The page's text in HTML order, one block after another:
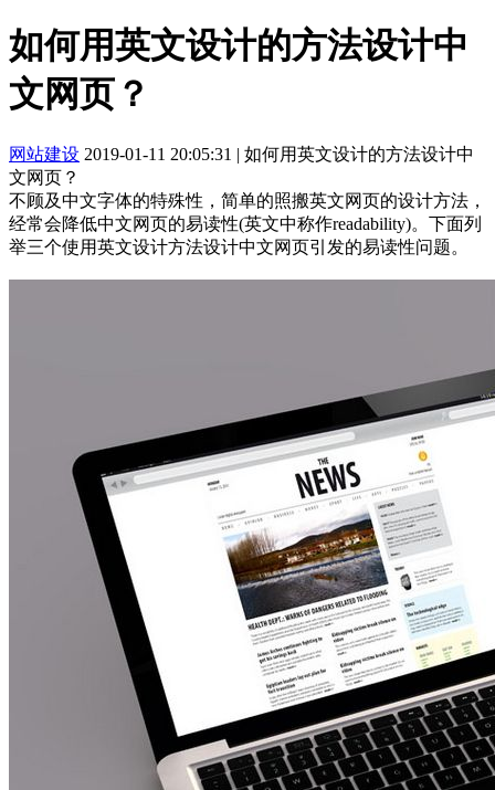
如何用英文设计的方法设计中
文网页？
网站建设 2019-01-11 20:05:31 | 如何用英文设计的方法设计中
文网页？
不顾及中文字体的特殊性，简单的照搬英文网页的设计方法，
经常会降低中文网页的易读性(英文中称作readability)。下面列
举三个使用英文设计方法设计中文网页引发的易读性问题。